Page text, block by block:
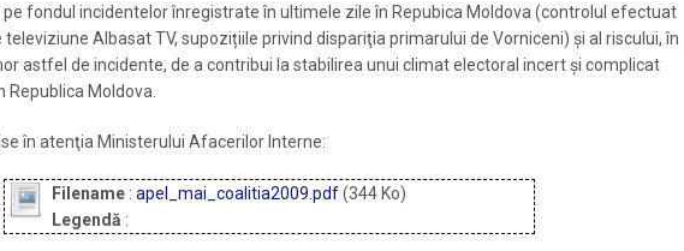
fondul incidentelor înregistrate în ultimele zile în Repubica Moldova (controlul efectuat
televiziune Albasat TV, supozițiile privind dispariţia primarului de Vorniceni) și al riscului, în
astfel de incidente, de a contribui la stabilirea unui climat electoral incert şi complicat
Moldova.
în atenţia Ministerului Afacerilor Interne:
Filename :apel_mai_coalitia2009.pdf(344 Ko)
Legendă :